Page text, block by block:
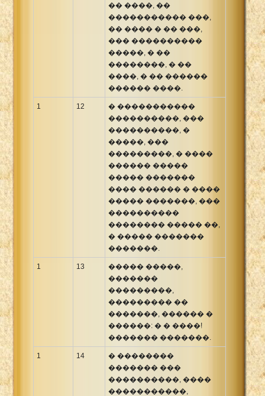
�� ����, ��
����������� ���,
�� ���� � �� ���,
��� ����������
�����, � ��
��������, � ��
����, � �� ������
������ ����.
1 12
� �����������
����������, ���
����������, �
�����, ���
���������, � ����
������ �����
����� �������
���� ������ � ����
����� �������, ���
����������
�������� ����� ��,
� ����� �������
�������.
1 13
����� �����,
�������
���������,
��������� ��
�������, ������ �
������: � � ����!
������� �������.
1 14
� ��������
������� ���
����������, ����
�����������,